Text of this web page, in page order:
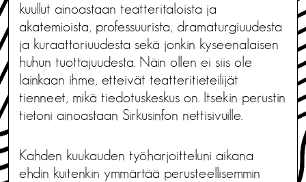
kuullut ainoastaan teatteritaloista ja
akatemioista, professuurista, dramaturgiuudesta
ja kuraattoriuudesta sekä jonkin kyseenalaisen
huhun tuottajuudesta. Näin ollen ei siis ole
lainkaan ihme, etteivät teatteritieteilijät
tienneet, mikä tiedotuskeskus on. Itsekin perustin
tietoni ainoastaan Sirkusinfon nettisivuille.
Kahden kuukauden työharjoitteluni aikana
ehdin kuitenkin ymmärtää perusteellisemmin